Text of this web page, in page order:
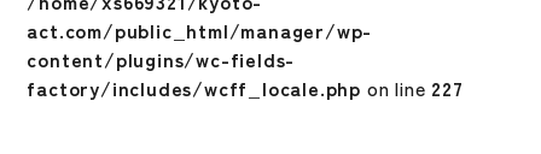
act.com/public_html/manager/wp-
content/plugins/wc-fields-
factory/includes/wcff_locale.php on line 227